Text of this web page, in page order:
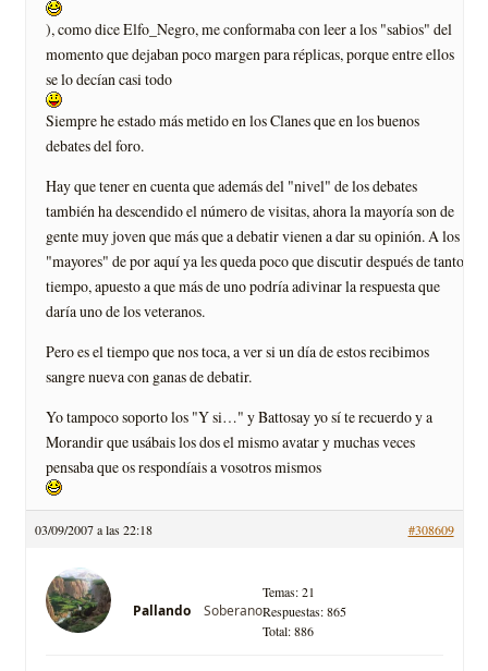
), como dice Elfo_Negro, me conformaba con leer a los "sabios" del
momento que dejaban poco margen para réplicas, porque entre ellos
se lo decían casi todo
Siempre he estado más metido en los Clanes que en los buenos
debates del foro.
Hay que tener en cuenta que además del "nivel" de los debates
también ha descendido el número de visitas, ahora la mayoría son de
gente muy joven que más que a debatir vienen a dar su opinión. A los
"mayores" de por aquí ya les queda poco que discutir después de tanto
tiempo, apuesto a que más de uno podría adivinar la respuesta que
daría uno de los veteranos.
Pero es el tiempo que nos toca, a ver si un día de estos recibimos
sangre nueva con ganas de debatir.
Yo tampoco soporto los "Y si…" y Battosay yo sí te recuerdo y a
Morandir que usábais los dos el mismo avatar y muchas veces
pensaba que os respondíais a vosotros mismos
03/09/2007 a las 22:18 #308609
Pallando Soberano
Temas: 21
Respuestas: 865
Total: 886